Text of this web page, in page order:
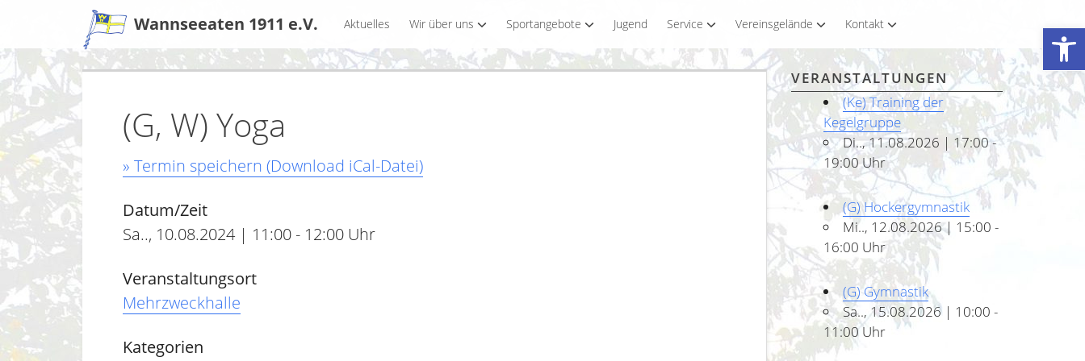
Werkzeugleiste öffnen
Wannseeaten 1911 e.V. Aktuelles Wir über uns Sportangebote Jugend Service Vereinsgelände Kontakt
(G, W) Yoga
» Termin speichern (Download iCal-Datei)
Datum/Zeit
Sa.., 10.08.2024 | 11:00 - 12:00 Uhr
Veranstaltungsort
Mehrzweckhalle
Kategorien
VERANSTALTUNGEN
(Ke) Training der
Kegelgruppe
Di.., 11.08.2026 | 17:00 -
19:00 Uhr
(G) Hockergymnastik
Mi.., 12.08.2026 | 15:00 -
16:00 Uhr
(G) Gymnastik
Sa.., 15.08.2026 | 10:00 -
11:00 Uhr